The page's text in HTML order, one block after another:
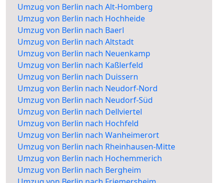
Umzug von Berlin nach Alt-Homberg
Umzug von Berlin nach Hochheide
Umzug von Berlin nach Baerl
Umzug von Berlin nach Altstadt
Umzug von Berlin nach Neuenkamp
Umzug von Berlin nach Kaßlerfeld
Umzug von Berlin nach Duissern
Umzug von Berlin nach Neudorf-Nord
Umzug von Berlin nach Neudorf-Süd
Umzug von Berlin nach Dellviertel
Umzug von Berlin nach Hochfeld
Umzug von Berlin nach Wanheimerort
Umzug von Berlin nach Rheinhausen-Mitte
Umzug von Berlin nach Hochemmerich
Umzug von Berlin nach Bergheim